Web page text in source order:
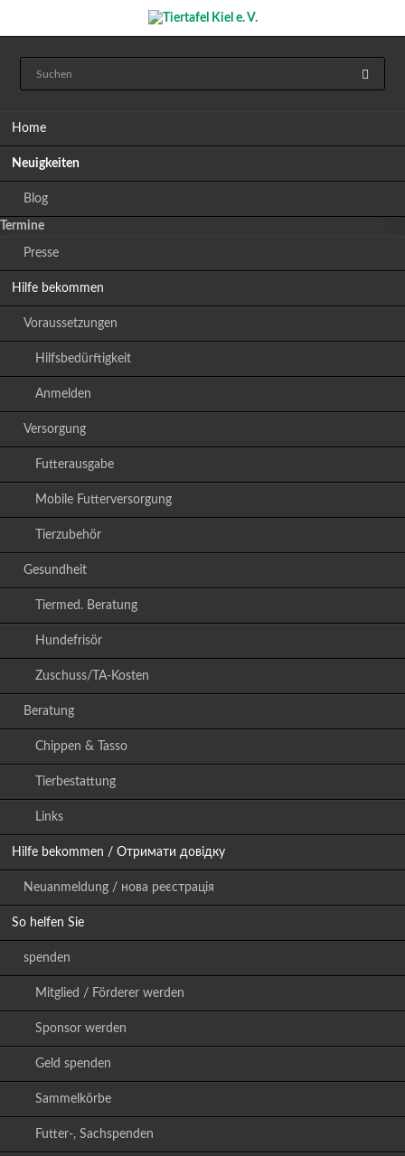
Home
Neuigkeiten
Blog
Termine
Presse
Hilfe bekommen
Voraussetzungen
Hilfsbedürftigkeit
Anmelden
Versorgung
Futterausgabe
Mobile Futterversorgung
Tierzubehör
Gesundheit
Tiermed. Beratung
Hundefrisör
Zuschuss/TA-Kosten
Beratung
Chippen & Tasso
Tierbestattung
Links
Hilfe bekommen / Отримати довідку
Neuanmeldung / нова реєстрація
So helfen Sie
spenden
Mitglied / Förderer werden
Sponsor werden
Geld spenden
Sammelkörbe
Futter-, Sachspenden